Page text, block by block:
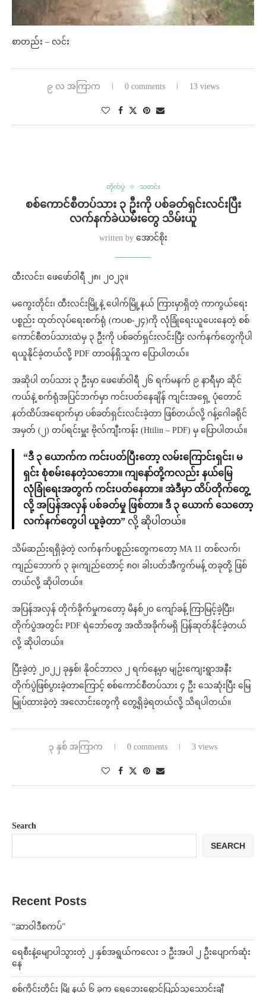
စာတည်း – လင်း
၉ လ အကြာက 0 comments 13 views
တိုက်ပွဲ သတင်း
စစ်ကောင်စီတပ်သား ၃ ဦးကို ပစ်ခတ်ရှင်းလင်းပြီး
လက်နက်ခဲယမ်းတွေ သိမ်းယူ
written by အောင်စိုး
ထီးလင်း၊ ဖေဖော်ဝါရီ ၂၈၊ ၂၀၂၃။
မကွေးတိုင်း၊ ထီးလင်းမြို့နဲ့ ပေါက်မြို့နယ် ကြားမှာရှိတဲ့ ကာကွယ်ရေး
ပစ္စည်း ထုတ်လုပ်ရေးစက်ရုံ (ကပစ-၂၄)ကို လုံခြုံရေးယူပေးနေတဲ့ စစ်
ကောင်စီတပ်သားထဲမှ ၃ ဦးကို ပစ်ခတ်ရှင်းလင်းပြီး လက်နက်တွေကိုပါ
ရယူနိုင်ခဲ့တယ်လို့ PDF တာဝန်ရှိသူက ပြောပါတယ်။
အဆိုပါ တပ်သား ၃ ဦးမှာ ဖေဖော်ဝါရီ ၂၆ ရက်မနက် ၉ နာရီမှာ ဆိုင်
ကယ်နဲ့ စက်ရုံအပြင်ဘက်မှာ ကင်းပတ်နေချိန် ကျင်းအရှေ့ ပုံတောင်
နတ်ထိပ်အရောက်မှာ ပစ်ခတ်ရှင်းလင်းခဲ့တာ ဖြစ်တယ်လို့ ဂန့်ဂေါခရိုင်
အမှတ် (၂) တပ်ရင်းမှူး ဗိုလ်ကျီးကန်း (Htilin – PDF) မှ ပြောပါတယ်။
“ဒီ ၃ ယောက်က ကင်းပတ်ပြီးတော့ လမ်းကြောင်းရှင်း၊ မ
ရှင်း စုံစမ်းနေတဲ့သဘော။ ကျနော်တို့ကလည်း နယ်မြေ
လုံခြုံရေးအတွက် ကင်းပတ်နေတာ။ အဲဒီမှာ ထိပ်တိုက်တွေ့
လို့ အပြန်အလှန် ပစ်ခတ်မှု ဖြစ်တာ။ ဒီ ၃ ယောက် သေတော့
လက်နက်တွေပါ ယူခဲ့တာ” လို့ ဆိုပါတယ်။
သိမ်ဆည်းရရှိခဲ့တဲ့ လက်နက်ပစ္စည်းတွေကတော့ MA 11 တစ်လက်၊
ကျည်ဘောက် ၃ ခု၊ကျည်တောင့် ၈၀၊ ခါးပတ်အီကွက်မန့် တခုတို့ ဖြစ်
တယ်လို့ ဆိုပါတယ်။
အပြန်အလှန် တိုက်ခိုက်မှုကတော့ မိနစ်၂၀ ကျော်ခန့် ကြာမြင့်ခဲ့ပြီး၊
တိုက်ပွဲအတွင်း PDF ရဲဘော်တွေ အထိအခိုက်မရှိ ပြန်ဆုတ်နိုင်ခဲ့တယ်
လို့ ဆိုပါတယ်။
ပြီးခဲ့တဲ့ ၂၀၂၂ ခုနှစ်၊ နိုဝင်ဘာလ ၂ ရက်နေ့မှာ မျဥ်းကျေးရွာအနီး
တိုက်ပွဲဖြစ်ပွားခဲ့တာကြောင့် စစ်ကောင်စီတပ်သား ၄ ဦး သေဆုံးပြီး မြေ
မြုပ်ထားခဲ့တဲ့ အလောင်းတွေကို တွေ့ရှိခဲ့ရတယ်လို့ သိရပါတယ်။
၃ နှစ် အကြာက 0 comments 3 views
Search
SEARCH
Recent Posts
“ဆာဝါဒီစကပ်”
ရေစီးနဲ့မျောပါသွားတဲ့ ၂ နှစ်အရွယ်ကလေး ၁ ဦးအပါ ၂ ဦးပျောက်ဆုံး
နေ
စစ်ကိုင်းတိုင်း မြို့နယ် ၆ ခုက ရေဘေးရှောင်ပြည်သူသောင်းချီ